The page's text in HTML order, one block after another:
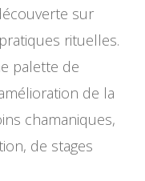
sur
rituelles.
palette de
de la
chamaniques,
de stages